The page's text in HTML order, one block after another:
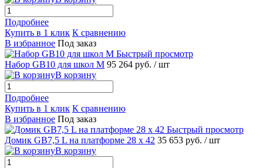
Подробнее
Купить в 1 клик К сравнению
В избранное Под заказ
Быстрый просмотр
Набор GB10 для школ M 95 264 руб. / шт
В корзину
Подробнее
Купить в 1 клик К сравнению
В избранное Под заказ
Быстрый просмотр
Домик GB7,5 L на платформе 28 х 42 35 653 руб. / шт
В корзину